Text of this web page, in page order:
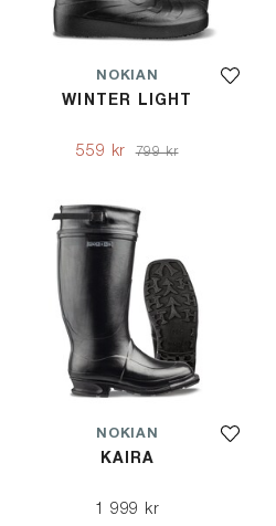
NOKIAN
WINTER LIGHT
559 kr 799 kr
NOKIAN
KAIRA
1 999 kr